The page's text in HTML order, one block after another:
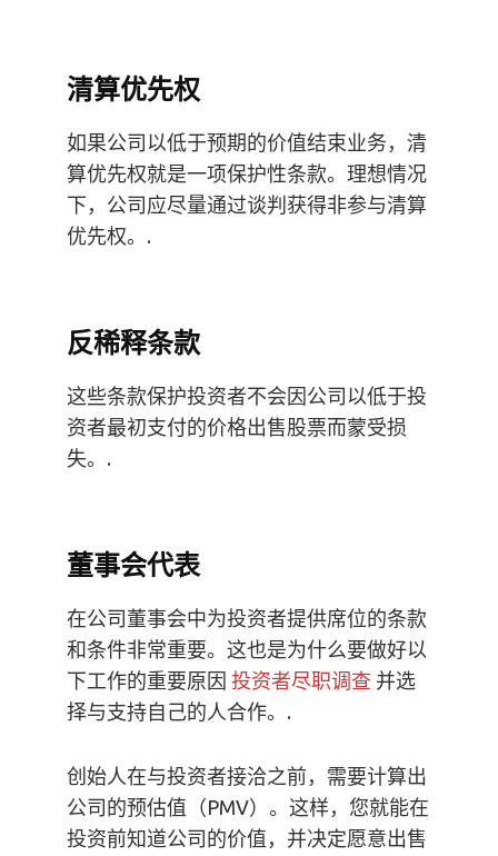
清算优先权
如果公司以低于预期的价值结束业务，清
算优先权就是一项保护性条款。理想情况
下，公司应尽量通过谈判获得非参与清算
优先权。.
反稀释条款
这些条款保护投资者不会因公司以低于投
资者最初支付的价格出售股票而蒙受损
失。.
董事会代表
在公司董事会中为投资者提供席位的条款
和条件非常重要。这也是为什么要做好以
下工作的重要原因 投资者尽职调查 并选
择与支持自己的人合作。.
创始人在与投资者接洽之前，需要计算出
公司的预估值（PMV）。这样，您就能在
投资前知道公司的价值，并决定愿意出售